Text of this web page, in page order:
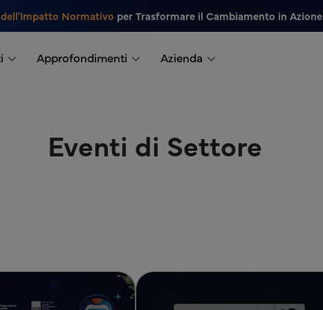
Normativo per Trasformare il Cambiamento in Azione
Approfondimenti Azienda
Eventi di Settore